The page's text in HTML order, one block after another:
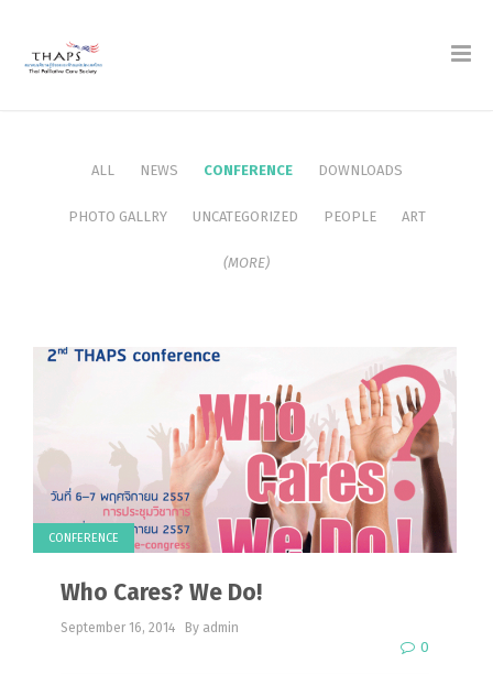
ALL NEWS CONFERENCE DOWNLOADS
PHOTO GALLRY UNCATEGORIZED PEOPLE ART
(MORE)
CONFERENCE
Who Cares? We Do!
September 16, 2014 By admin
0